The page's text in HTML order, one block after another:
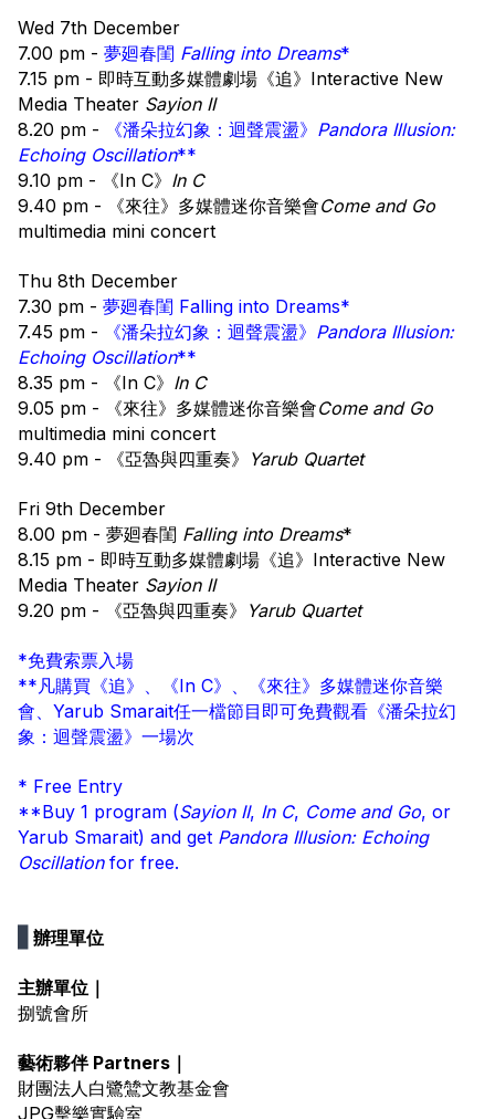
Wed 7th December
7.00 pm - 夢廻春閨 Falling into Dreams*
7.15 pm - 即時互動多媒體劇場《追》Interactive New
Media Theater Sayion II
8.20 pm -
《潘朵拉幻象：迴聲震盪》 Pandora Illusion:
Echoing Oscillation**
9.10 pm - 《In C》 In C
9.40 pm - 《來往》多媒體迷你音樂會Come and Go
multimedia mini concert
Thu 8th December
7.30 pm - 夢廻春閨 Falling into Dreams*
7.45 pm -
《潘朵拉幻象：迴聲震盪》 Pandora Illusion:
Echoing Oscillation**
8.35 pm - 《In C》 In C
9.05 pm - 《來往》多媒體迷你音樂會Come and Go
multimedia mini concert
9.40 pm - 《亞魯與四重奏》 Yarub Quartet
Fri 9th December
8.00 pm - 夢廻春閨 Falling into Dreams*
8.15 pm - 即時互動多媒體劇場《追》Interactive New
Media Theater Sayion II
9.20 pm - 《亞魯與四重奏》 Yarub Quartet
*免費索票入場
**凡購買《追》、《In C》、《來往》多媒體迷你音樂
會、Yarub Smarait任一檔節目即可免費觀看《潘朵拉幻
象：迴聲震盪》一場次
* Free Entry
**Buy 1 program (Sayion II, In C, Come and Go, or
Yarub Smarait) and get Pandora Illusion: Echoing
Oscillation for free.
辦理單位
主辦單位｜
捌號會所
藝術夥伴 Partners｜
財團法人白鷺鷥文教基金會
JPG擊樂實驗室